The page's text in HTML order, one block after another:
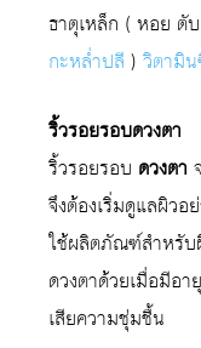
ธาตุเหล็ก ( หอย ตั
กะหล่ำปลี ) วิตามิ
ริ้วรอยรอบดวงตา
ริ้วรอยรอบ ดวงตา
จึงต้องเริ่มดูแลผิว
ใช้ผลิตภัณฑ์สำหรับ
ดวงตาด้วยเมื่อมีอ
เสียความชุ่มชื้น